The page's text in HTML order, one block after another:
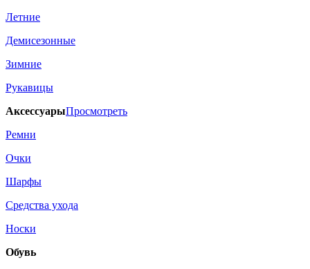
Летние
Демисезонные
Зимние
Рукавицы
АксессуарыПросмотреть
Ремни
Очки
Шарфы
Средства ухода
Носки
Обувь